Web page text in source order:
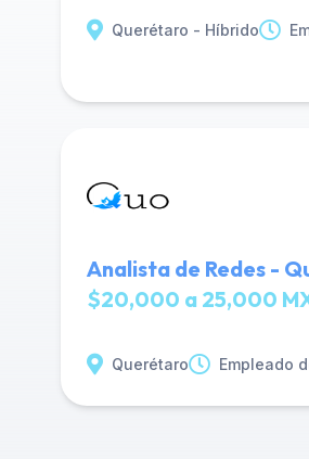
Querétaro - Híbrido
Analista de Redes -
$20,000 a 25,000
Querétaro Empleado